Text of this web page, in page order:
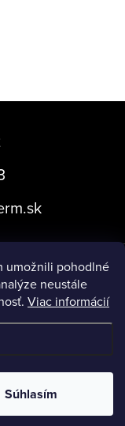
umožnili pohodlné
neustále
Viac informácií
Súhlasím